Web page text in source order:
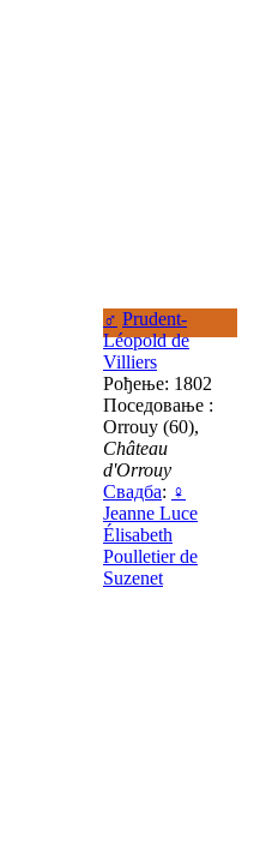
♂ Prudent-
Léopold de
Villiers
Рођење: 1802
Поседовање :
Orrouy (60),
Château
d'Orrouy
Свадба: ♀
Jeanne Luce
Élisabeth
Poulletier de
Suzenet